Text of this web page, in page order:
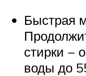
Быстрая
стирки −
воды до